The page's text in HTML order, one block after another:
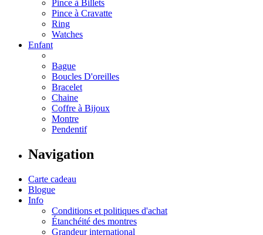
Pince à Billets
Pince à Cravatte
Ring
Watches
Enfant
Bague
Boucles D'oreilles
Bracelet
Chaine
Coffre à Bijoux
Montre
Pendentif
Navigation
Carte cadeau
Blogue
Info
Conditions et politiques d'achat
Étanchéité des montres
Grandeur international